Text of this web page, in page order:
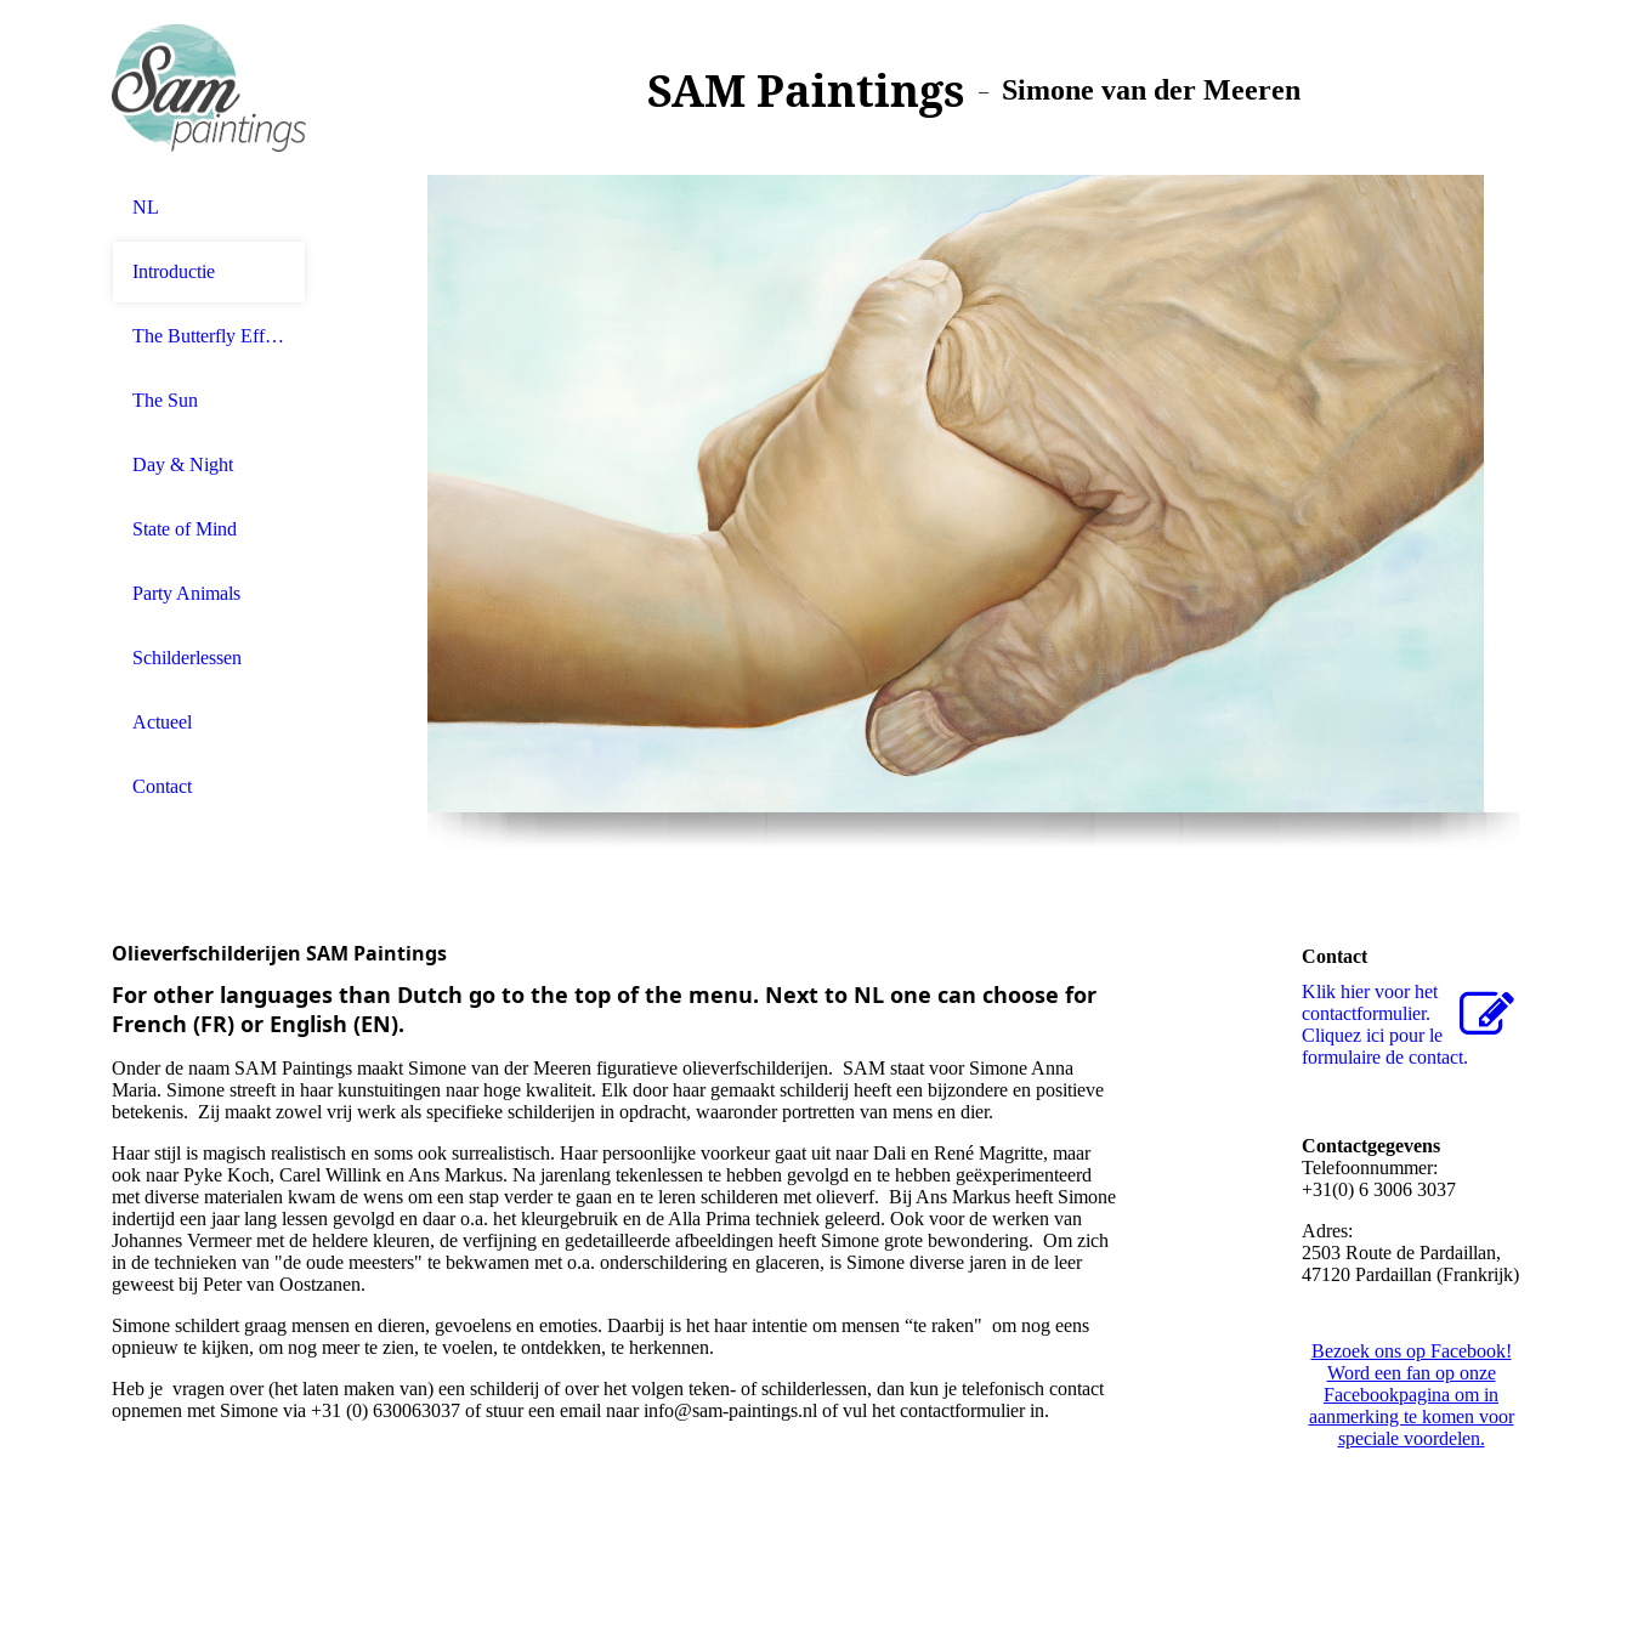
SAM Paintings – Simone van der Meeren
NL
Introductie
The Butterfly Effect
The Sun
Day & Night
State of Mind
Party Animals
Schilderlessen
Actueel
Contact
Olieverfschilderijen SAM Paintings
For other languages than Dutch go to the top of the menu. Next to NL one can choose for
French (FR) or English (EN).
Onder de naam SAM Paintings maakt Simone van der Meeren figuratieve olieverfschilderijen. SAM staat voor Simone Anna
Maria. Simone streeft in haar kunstuitingen naar hoge kwaliteit. Elk door haar gemaakt schilderij heeft een bijzondere en positieve
betekenis. Zij maakt zowel vrij werk als specifieke schilderijen in opdracht, waaronder portretten van mens en dier.
Haar stijl is magisch realistisch en soms ook surrealistisch. Haar persoonlijke voorkeur gaat uit naar Dali en René Magritte, maar
ook naar Pyke Koch, Carel Willink en Ans Markus. Na jarenlang tekenlessen te hebben gevolgd en te hebben geëxperimenteerd
met diverse materialen kwam de wens om een stap verder te gaan en te leren schilderen met olieverf. Bij Ans Markus heeft Simone
indertijd een jaar lang lessen gevolgd en daar o.a. het kleurgebruik en de Alla Prima techniek geleerd. Ook voor de werken van
Johannes Vermeer met de heldere kleuren, de verfijning en gedetailleerde afbeeldingen heeft Simone grote bewondering. Om zich
in de technieken van "de oude meesters" te bekwamen met o.a. onderschildering en glaceren, is Simone diverse jaren in de leer
geweest bij Peter van Oostzanen.
Simone schildert graag mensen en dieren, gevoelens en emoties. Daarbij is het haar intentie om mensen “te raken" om nog eens
opnieuw te kijken, om nog meer te zien, te voelen, te ontdekken, te herkennen.
Heb je vragen over (het laten maken van) een schilderij of over het volgen teken- of schilderlessen, dan kun je telefonisch contact
opnemen met Simone via +31 (0) 630063037 of stuur een email naar info@sam-paintings.nl of vul het contactformulier in.
Contact
Klik hier voor het
contactformulier.
Cliquez ici pour le
formulaire de contact.
Contactgegevens
Telefoonnummer:
+31(0) 6 3006 3037
Adres:
2503 Route de Pardaillan,
47120 Pardaillan (Frankrijk)
Bezoek ons op Facebook!
Word een fan op onze
Facebookpagina om in
aanmerking te komen voor
speciale voordelen.